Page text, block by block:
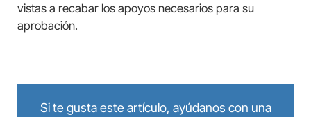
vistas a recabar los apoyos necesarios para su
aprobación.
Si te gusta este artículo, ayúdanos con una